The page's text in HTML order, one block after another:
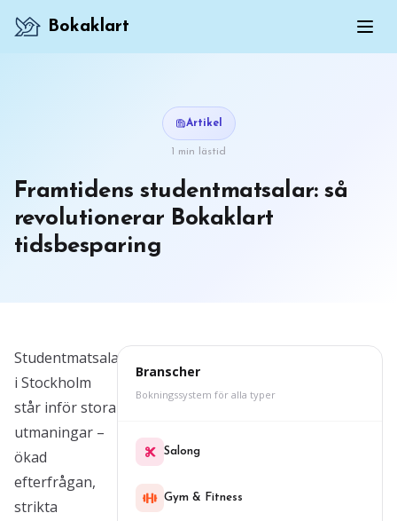
Bokaklart
Artikel
1 min lästid
Framtidens studentmatsalar: så
revolutionerar Bokaklart
tidsbesparing
Studentmatsalar
i Stockholm
står inför stora
utmaningar –
ökad
efterfrågan,
strikta
Branscher
Bokningssystem för alla typer
Salong
Gym & Fitness